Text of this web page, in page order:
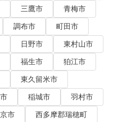
三鷹市
青梅市
調布市
町田市
日野市
東村山市
福生市
狛江市
東久留米市
稲城市
羽村市
市
西多摩郡瑞穂町